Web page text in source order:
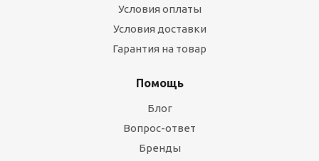
Условия оплаты
Условия доставки
Гарантия на товар
Помощь
Блог
Вопрос-ответ
Бренды